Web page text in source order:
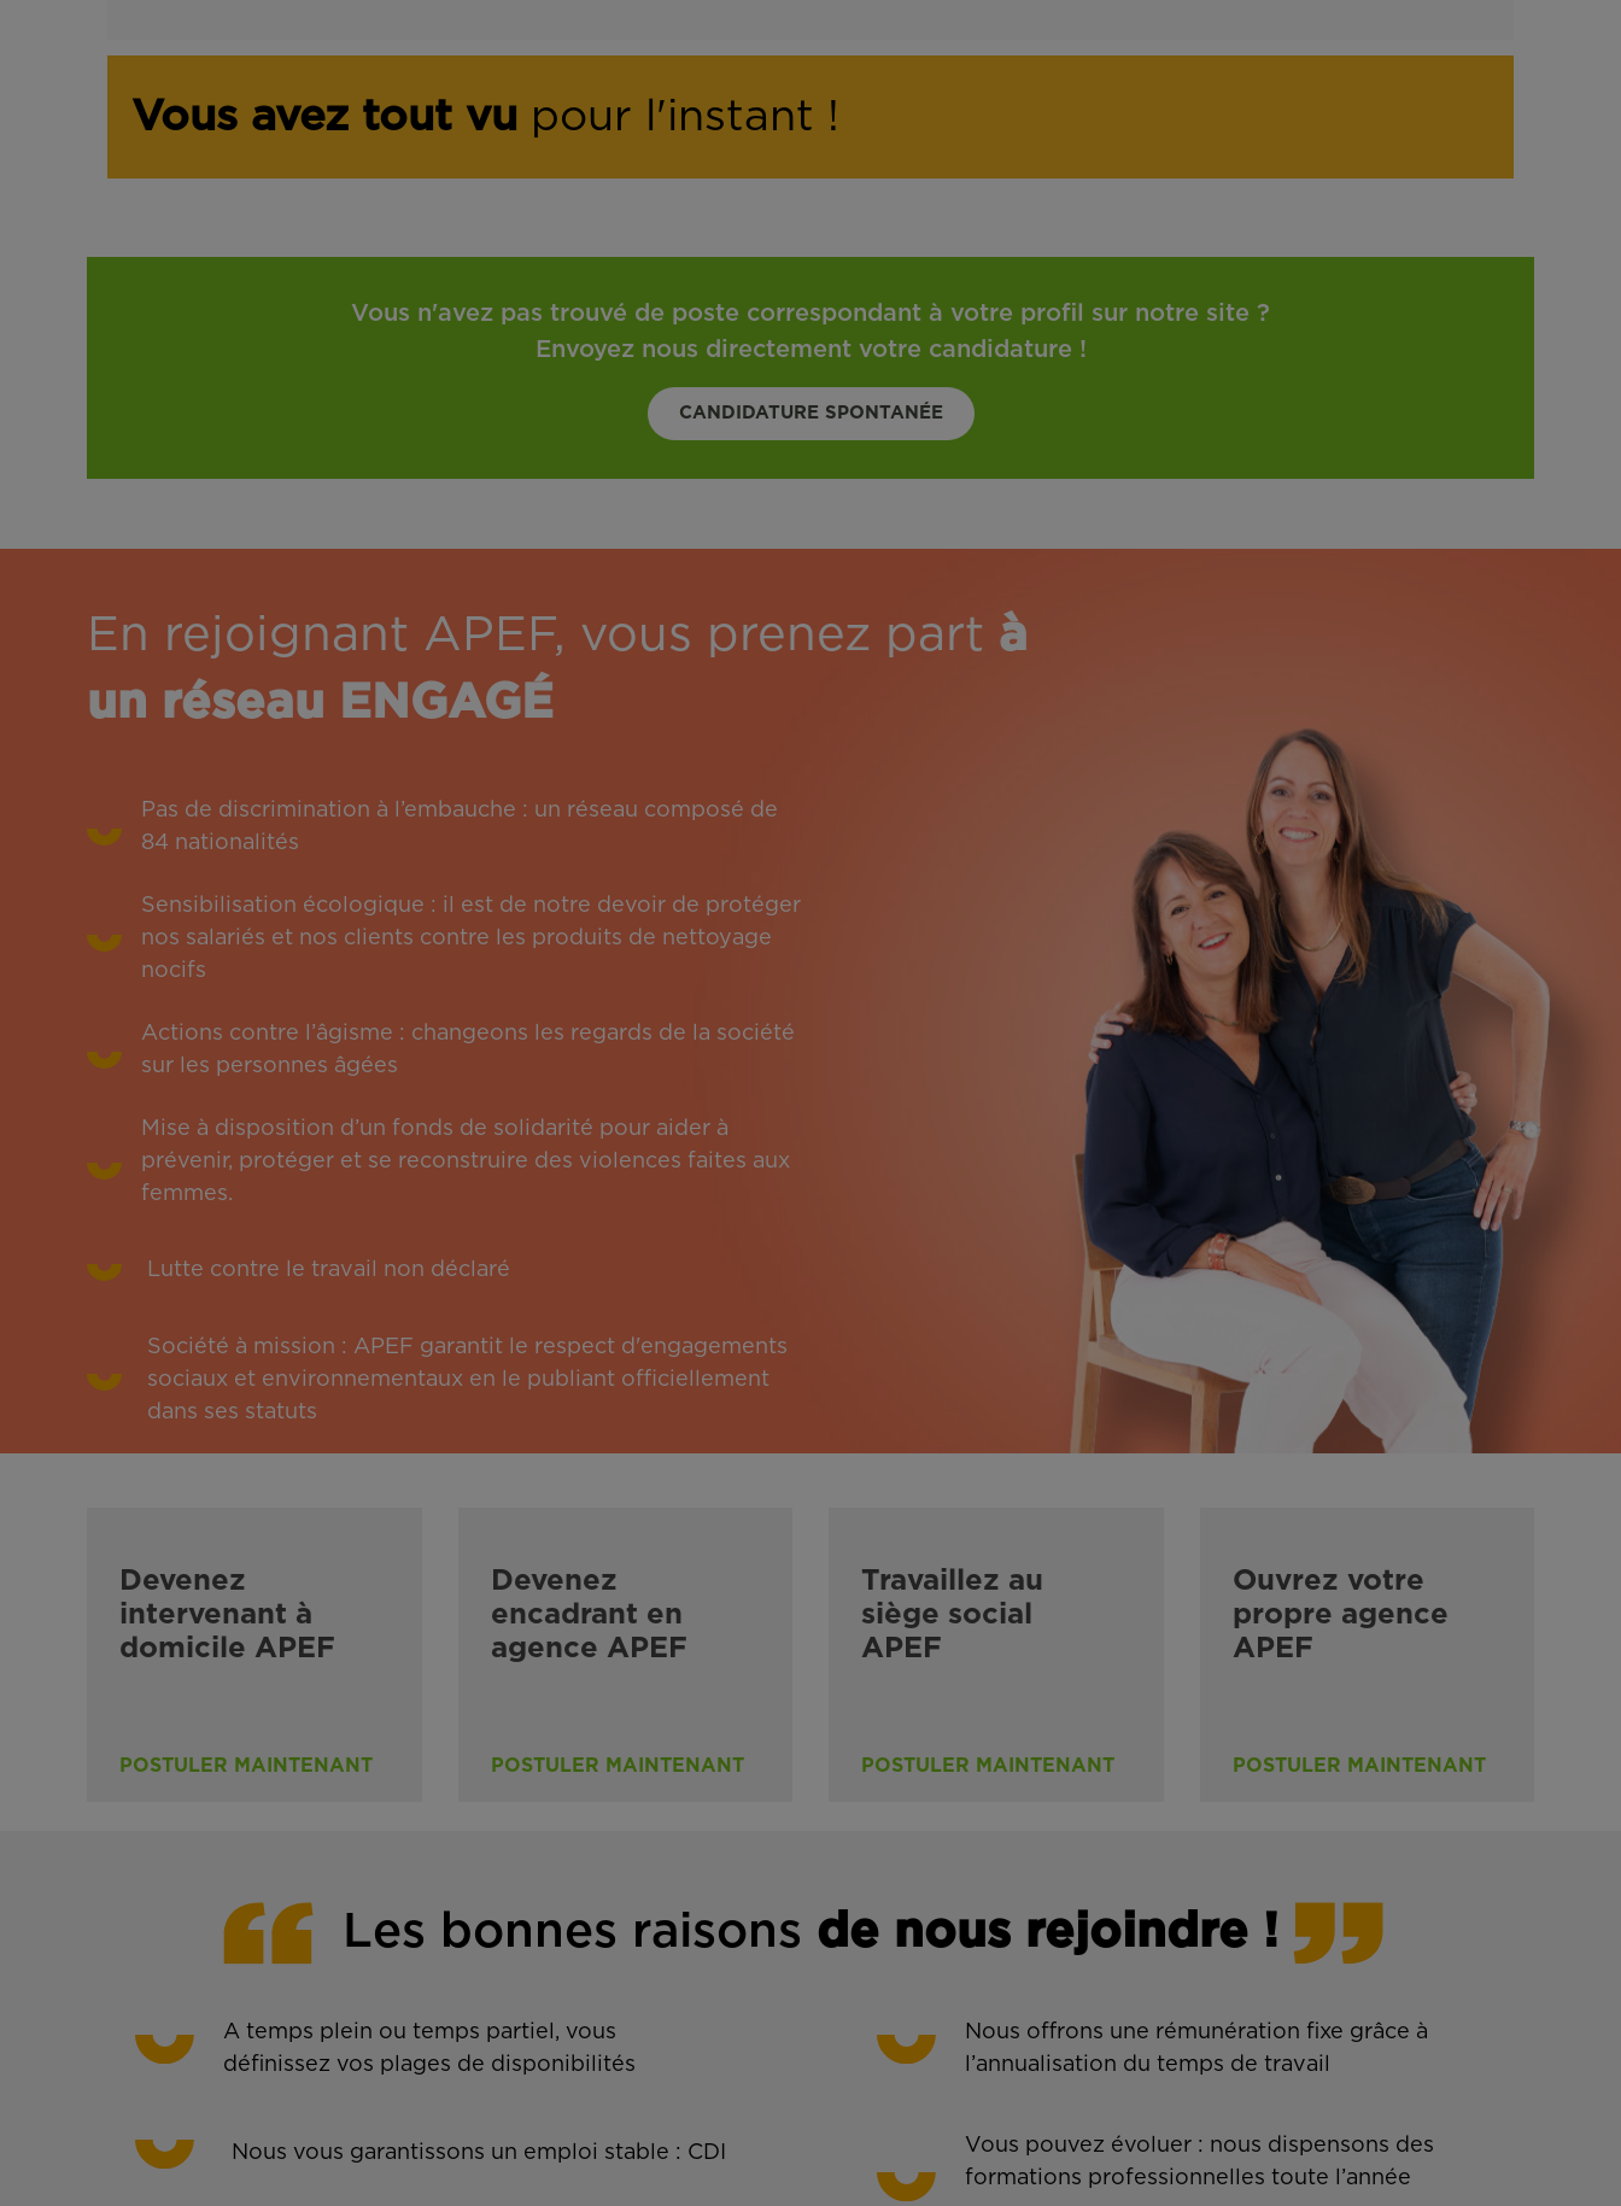
Vous avez tout vu pour l'instant !
Vous n'avez pas trouvé de poste correspondant à votre profil sur notre site ?
Envoyez nous directement votre candidature !
CANDIDATURE SPONTANÉE
En rejoignant APEF, vous prenez part à
un réseau ENGAGÉ
Pas de discrimination à l’embauche : un réseau composé de
84 nationalités
Sensibilisation écologique : il est de notre devoir de protéger
nos salariés et nos clients contre les produits de nettoyage
nocifs
Actions contre l’âgisme : changeons les regards de la société
sur les personnes âgées
Mise à disposition d’un fonds de solidarité pour aider à
prévenir, protéger et se reconstruire des violences faites aux
femmes.
Lutte contre le travail non déclaré
Société à mission : APEF garantit le respect d'engagements
sociaux et environnementaux en le publiant officiellement
dans ses statuts
Devenez
intervenant à
domicile APEF
POSTULER MAINTENANT
Devenez
encadrant en
agence APEF
POSTULER MAINTENANT
Travaillez au
siège social
APEF
POSTULER MAINTENANT
Ouvrez votre
propre agence
APEF
POSTULER MAINTENANT
Les bonnes raisons de nous rejoindre !
A temps plein ou temps partiel, vous
définissez vos plages de disponibilités
Nous offrons une rémunération fixe grâce à
l’annualisation du temps de travail
Nous vous garantissons un emploi stable : CDI
Vous pouvez évoluer : nous dispensons des
formations professionnelles toute l’année